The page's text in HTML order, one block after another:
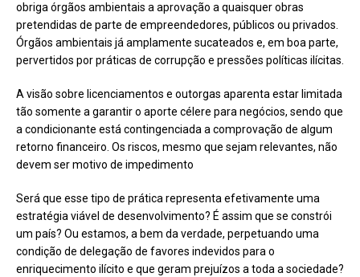
obriga órgãos ambientais a aprovação a quaisquer obras
pretendidas de parte de empreendedores, públicos ou privados.
Órgãos ambientais já amplamente sucateados e, em boa parte,
pervertidos por práticas de corrupção e pressões políticas ilícitas.
A visão sobre licenciamentos e outorgas aparenta estar limitada
tão somente a garantir o aporte célere para negócios, sendo que
a condicionante está contingenciada a comprovação de algum
retorno financeiro. Os riscos, mesmo que sejam relevantes, não
devem ser motivo de impedimento
Será que esse tipo de prática representa efetivamente uma
estratégia viável de desenvolvimento? É assim que se constrói
um país? Ou estamos, a bem da verdade, perpetuando uma
condição de delegação de favores indevidos para o
enriquecimento ilícito e que geram prejuízos a toda a sociedade?